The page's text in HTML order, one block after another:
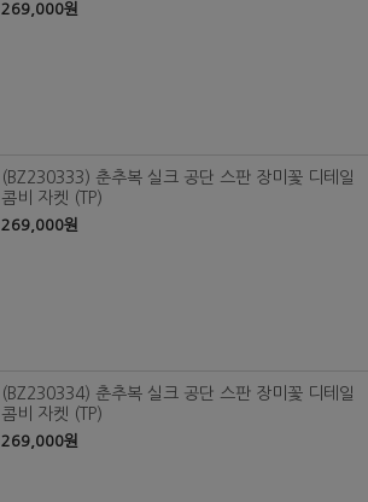
269,000원
(BZ230333) 춘추복 실크 공단 스판 장미꽃 디테일
콤비 자켓 (TP)
269,000원
(BZ230334) 춘추복 실크 공단 스판 장미꽃 디테일
콤비 자켓 (TP)
269,000원